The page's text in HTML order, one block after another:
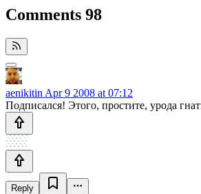
Comments 98
aenikitin Apr 9 2008 at 07:12
Подписался! Этого, простите, урода
Reply